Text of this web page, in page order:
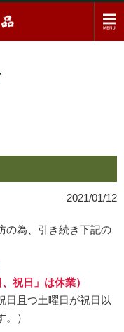
2021/01/12
の為、引き続き下記の
祝日」は休業）
且つ土曜日が祝日以
）